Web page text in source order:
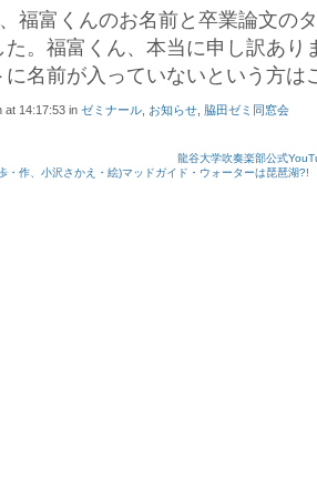
福富くんのお名前と卒業論文の
た。福富くん、本当に申し訳あり
に名前が入っていないという方は
at 14:17:53 in ゼミナール お知らせ 脇田ゼミ同窓会
龍谷大学吹奏楽部公式
・作、小沢さかえ・絵)マッドガイド・ウォーターは琵琶湖?!